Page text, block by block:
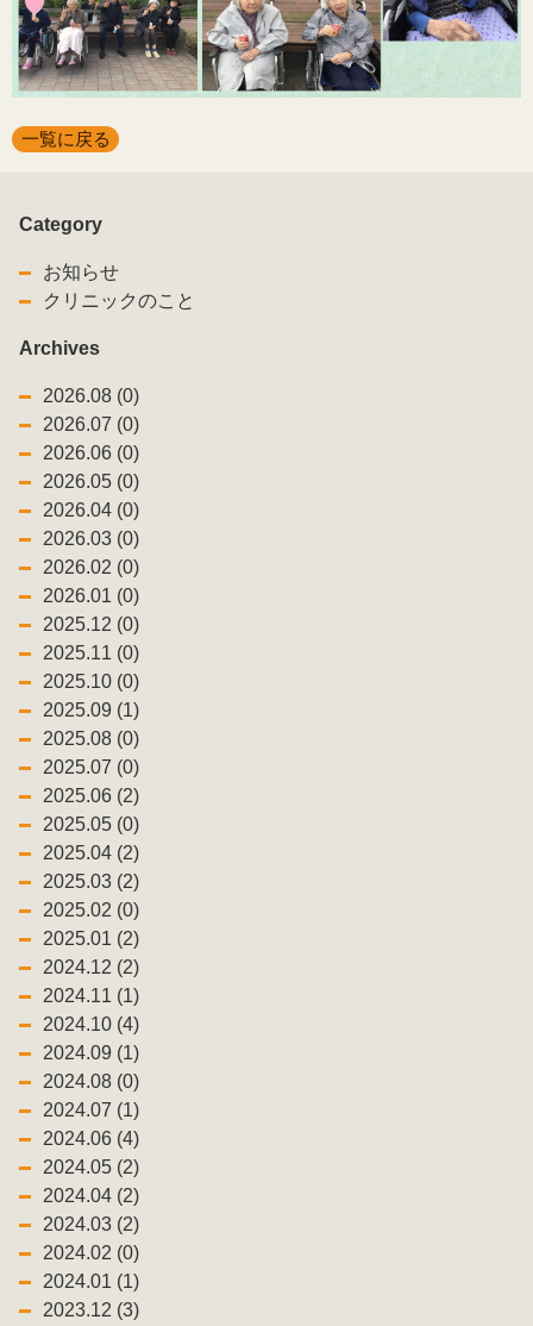
一覧に戻る
Category
お知らせ
クリニックのこと
Archives
2026.08 (0)
2026.07 (0)
2026.06 (0)
2026.05 (0)
2026.04 (0)
2026.03 (0)
2026.02 (0)
2026.01 (0)
2025.12 (0)
2025.11 (0)
2025.10 (0)
2025.09 (1)
2025.08 (0)
2025.07 (0)
2025.06 (2)
2025.05 (0)
2025.04 (2)
2025.03 (2)
2025.02 (0)
2025.01 (2)
2024.12 (2)
2024.11 (1)
2024.10 (4)
2024.09 (1)
2024.08 (0)
2024.07 (1)
2024.06 (4)
2024.05 (2)
2024.04 (2)
2024.03 (2)
2024.02 (0)
2024.01 (1)
2023.12 (3)